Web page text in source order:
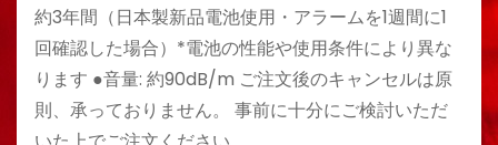
約3年間（日本製新品電池使用・アラームを1週間に1
回確認した場合）*電池の性能や使用条件により異な
ります ●音量: 約90dB/m ご注文後のキャンセルは原
則、承っておりません。 事前に十分にご検討いただ